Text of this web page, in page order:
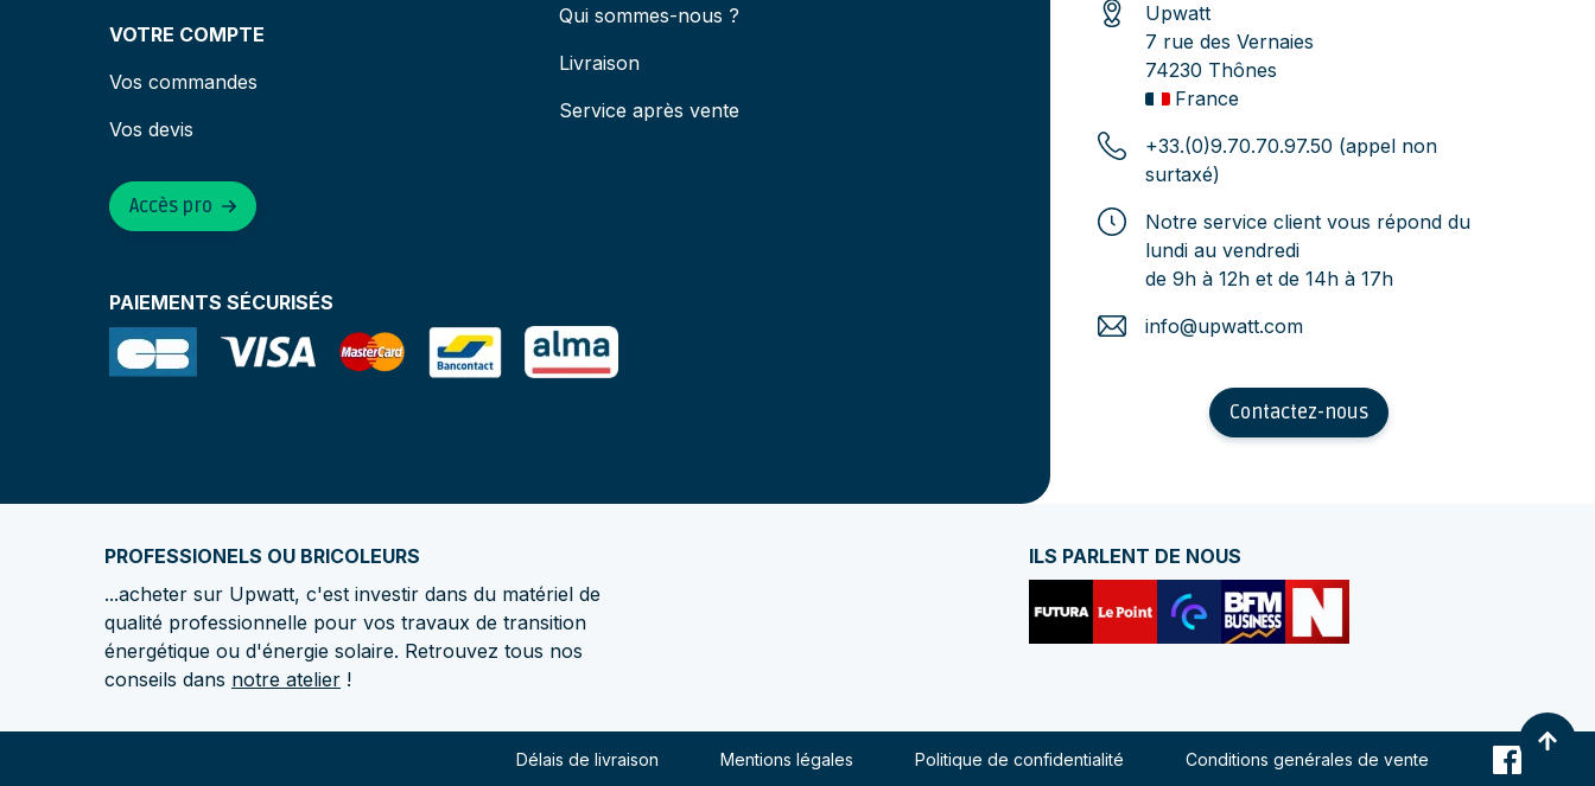
VOTRE COMPTE
Vos commandes
Vos devis
Qui sommes-nous ?
Livraison
Service après vente
Accès pro
PAIEMENTS SÉCURISÉS
Upwatt
7 rue des Vernaies
74230 Thônes
France
+33.(0)9.70.70.97.50 (appel non
surtaxé)
Notre service client vous répond du
lundi au vendredi
de 9h à 12h et de 14h à 17h
info@upwatt.com
Contactez-nous
PROFESSIONELS OU BRICOLEURS
...acheter sur Upwatt, c'est investir dans du matériel de
qualité professionnelle pour vos travaux de transition
énergétique ou d'énergie solaire. Retrouvez tous nos
conseils dans notre atelier !
ILS PARLENT DE NOUS
Délais de livraison Mentions légales Politique de confidentialité Conditions genérales de vente